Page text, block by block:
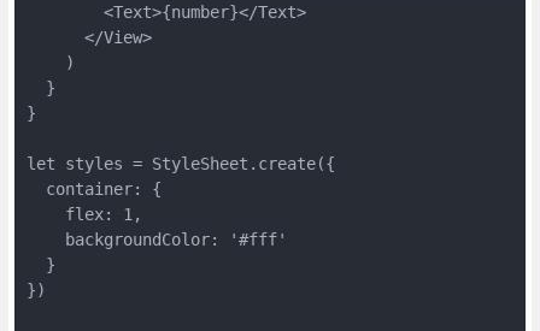
        <Text>{number}</Text>
      </View>
    )
  }
}
let styles = StyleSheet.create({
  container: {
    flex: 1,
    backgroundColor: '#fff'
  }
})